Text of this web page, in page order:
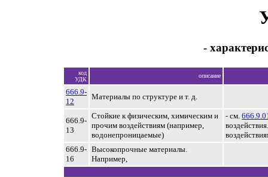
-
код
УДК
описание
666.9-
12
Материалы по структуре и т. д.
666.9-
13
Стойкие к физическим, химическим и
прочим воздействиям (например,
водонепроницаемые)
- см.
666.9-
16
Высокопрочные материалы.
Например,